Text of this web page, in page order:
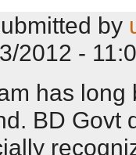
by
2012 -
has long
BD Govt